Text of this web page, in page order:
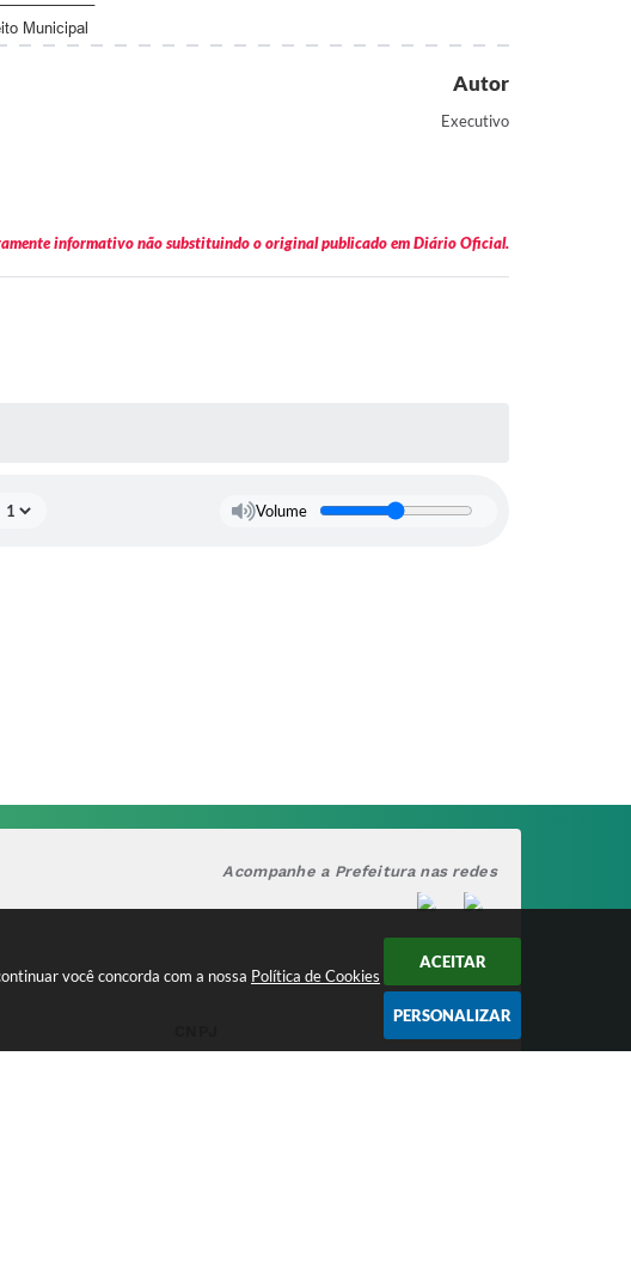
você concorda com a nossa Política de Cookies
ACEITAR
PERSONALIZAR
Autor
Executivo
informativo não substituindo o original publicado em Diário Oficial.
Volume
Acompanhe a Prefeitura nas redes
17.888.090/0001-00